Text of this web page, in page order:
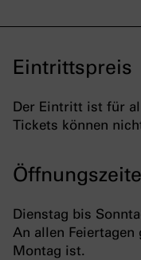
Eintrittspreis
Der Eintritt ist für
Tickets können
Dienstag bis
An allen Feiertagen
Montag ist.